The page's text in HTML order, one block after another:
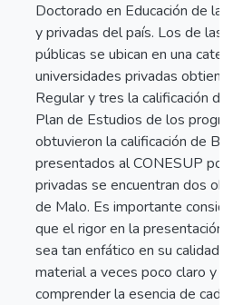
Doctorado en Educación de
y privadas del país. Los de las
públicas se ubican en una
universidades privadas
Regular y tres la calificación
Plan de Estudios de los
obtuvieron la calificación de
presentados al CONESUP por
privadas se encuentran dos
de Malo. Es importante
que el rigor en la
sea tan enfático en su calidad,
material a veces poco claro y
comprender la esencia de